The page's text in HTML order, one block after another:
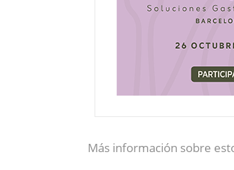
Más información sobre